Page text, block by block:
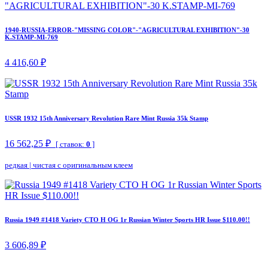
1940-RUSSIA-ERROR-"MISSING COLOR"-"AGRICULTURAL EXHIBITION"-30
K.STAMP-MI-769
4 416,60 ₽
USSR 1932 15th Anniversary Revolution Rare Mint Russia 35k Stamp
16 562,25 ₽ [ ставок: 0 ]
редкая | чистая с оригинальным клеем
Russia 1949 #1418 Variety CTO H OG 1r Russian Winter Sports HR Issue $110.00!!
3 606,89 ₽